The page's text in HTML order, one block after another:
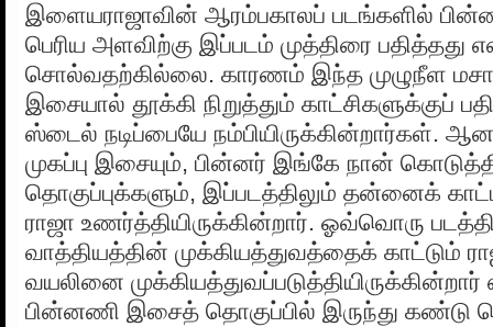
இளையராஜாவின் ஆரம்பகாலப் படங்களில்
பெரிய அளவிற்கு இப்படம் முத்திரை பதித்தது
சொல்வதற்கில்லை. காரணம் இந்த முழுநீள
இசையால் தூக்கி நிறுத்தும் காட்சிகளுக்குப்
ஸ்டைல் நடிப்பையே நம்பியிருக்கின்றார்கள்.
முகப்பு இசையும், பின்னர் இங்கே நான்
தொகுப்புக்களும், இப்படத்திலும் தன்னைக் காட்ட
ராஜா உணர்த்தியிருக்கின்றார். ஓவ்வொரு
வாத்தியத்தின் முக்கியத்துவத்தைக் காட்டும்
வயலினை
பின்னணி இசைத் தொகுப்பில் இருந்து